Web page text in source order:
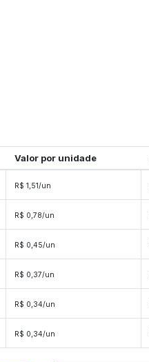
Valor por unidade
R$ 1,51/un
R$ 0,78/un
R$ 0,45/un
R$ 0,37/un
R$ 0,34/un
R$ 0,34/un